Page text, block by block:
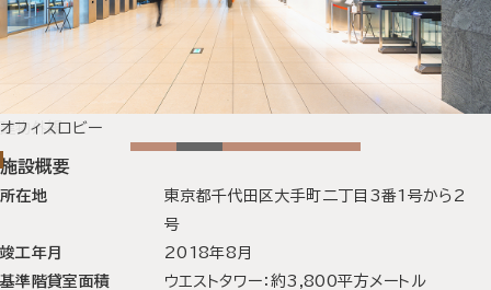
お知らせ
建物外観
オフィスロビー
西エントランス
イーストポート
サンクンガーデン
施設概要
施設概要のデータ
所在地
東京都千代田区大手町二丁目3番1号から2
号
竣工年月
2018年8月
基準階貸室面積
ウエストタワー：約3,800平方メートル